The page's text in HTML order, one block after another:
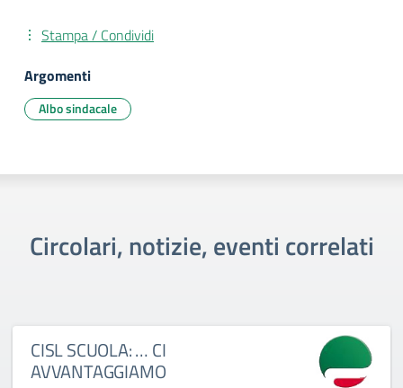
Stampa / Condividi
Argomenti
Albo sindacale
Circolari, notizie, eventi correlati
CISL SCUOLA: … CI
AVVANTAGGIAMO